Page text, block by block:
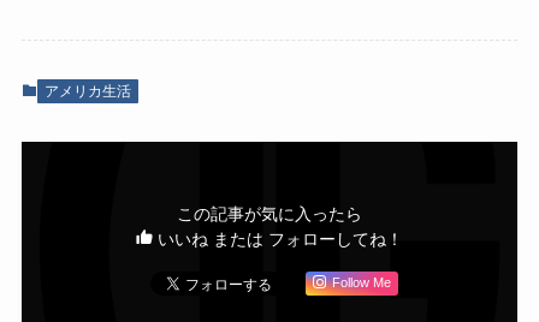
アメリカ生活
この記事が気に入ったら
いいね または フォローしてね！
Follow Me